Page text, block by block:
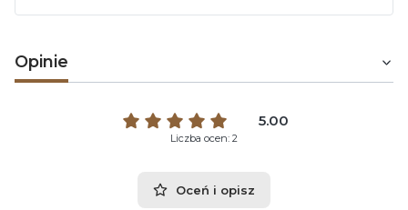
Opinie
5.00
Liczba ocen: 2
Oceń i opisz